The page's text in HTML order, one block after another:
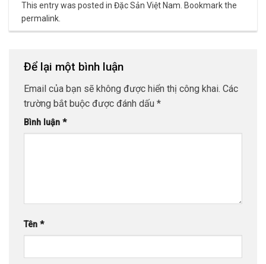
This entry was posted in Đặc Sản Việt Nam . Bookmark the
permalink
Để lại một bình luận
Email của bạn sẽ không được hiển thị công khai. Các
trường bắt buộc được đánh dấu *
Bình luận *
Tên *